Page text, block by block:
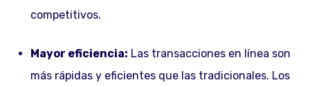
competitivos.
Mayor eficiencia: Las transacciones en línea son
más rápidas y eficientes que las tradicionales. Los